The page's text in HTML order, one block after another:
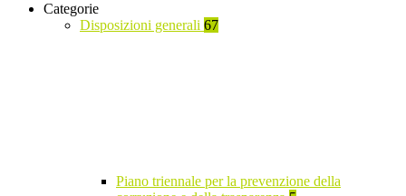
Categorie
Disposizioni generali 67
Piano triennale per la prevenzione della